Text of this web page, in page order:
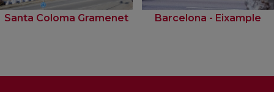
Santa Coloma Gramenet Barcelona - Eixample